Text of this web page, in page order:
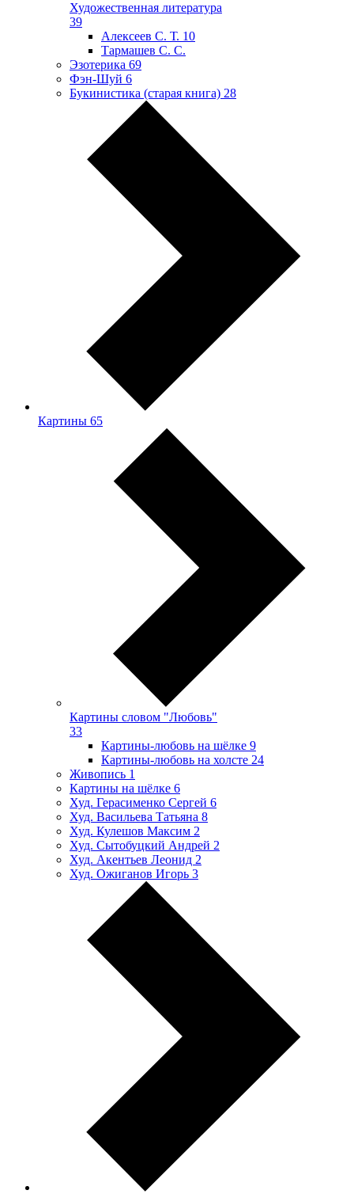
Художественная литература
39
Алексеев С. Т. 10
Тармашев С. С.
Эзотерика 69
Фэн-Шуй 6
Букинистика (старая книга) 28
Картины 65
Картины словом "Любовь"
33
Картины-любовь на шёлке 9
Картины-любовь на холсте 24
Живопись 1
Картины на шёлке 6
Худ. Герасименко Сергей 6
Худ. Васильева Татьяна 8
Худ. Кулешов Максим 2
Худ. Сытобуцкий Андрей 2
Худ. Акентьев Леонид 2
Худ. Ожиганов Игорь 3